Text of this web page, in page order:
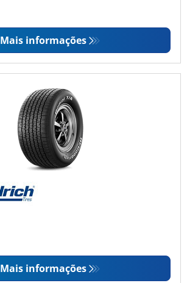
Mais informações
Mais informações